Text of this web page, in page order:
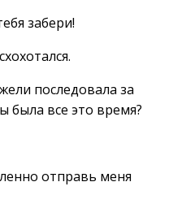
забери!
последовала за
была все это время?
отправь меня